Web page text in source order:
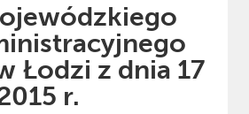
Łodzi z dnia 17
r.